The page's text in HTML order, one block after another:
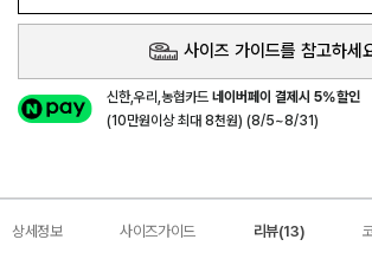
사이즈 가이드를 참고하세
신한,우리,농협카드네이버페이 결제시 5%할인
(10만원이상 최대 8천원) (8/5~8/31)
상세정보 사이즈가이드 리뷰(13)